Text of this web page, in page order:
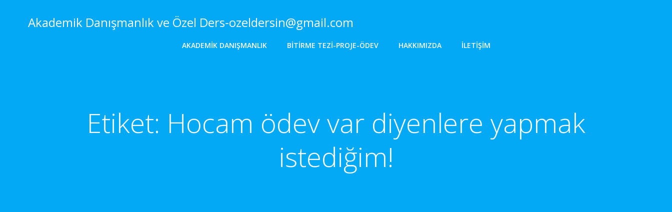
Akademik Danışmanlık ve Özel Ders-ozeldersin@gmail.com
AKADEMIK DANIŞMANLIK BITIRME TEZI-PROJE-ÖDEV HAKKIMIZDA İLETIŞIM
Etiket: Hocam ödev var diyenlere yapmak
istediğim!